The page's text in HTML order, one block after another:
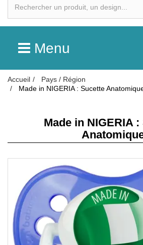
Menu
Accueil
Pays / Région
Made in NIGERIA : Sucette
Made in NIGERIA